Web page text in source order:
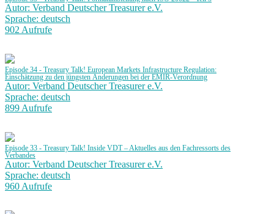
Autor: Verband Deutscher Treasurer e.V.
Sprache: deutsch
902 Aufrufe
Episode 34 - Treasury Talk! European Markets Infrastructure Regulation:
Einschätzung zu den jüngsten Änderungen bei der EMIR-Verordnung
Autor: Verband Deutscher Treasurer e.V.
Sprache: deutsch
899 Aufrufe
Episode 33 - Treasury Talk! Inside VDT – Aktuelles aus den Fachressorts des
Verbandes
Autor: Verband Deutscher Treasurer e.V.
Sprache: deutsch
960 Aufrufe